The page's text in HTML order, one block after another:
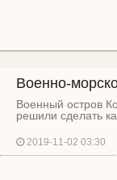
Военно-
Военный остров
решили сделать
2019-11-02 03:30